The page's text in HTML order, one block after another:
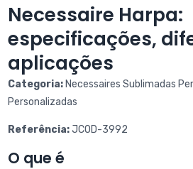
Necessaire Harpa:
especificações,
aplicações
Categoria:Necessaires Sublimadas
Personalizadas
Referência:JCOD-3992
O que é